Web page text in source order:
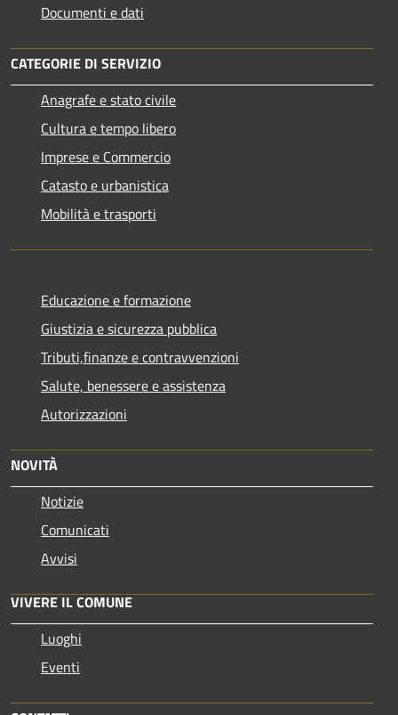
Documenti e dati
CATEGORIE DI SERVIZIO
Anagrafe e stato civile
Cultura e tempo libero
Imprese e Commercio
Catasto e urbanistica
Mobilità e trasporti
Educazione e formazione
Giustizia e sicurezza pubblica
Tributi,finanze e contravvenzioni
Salute, benessere e assistenza
Autorizzazioni
NOVITÀ
Notizie
Comunicati
Avvisi
VIVERE IL COMUNE
Luoghi
Eventi